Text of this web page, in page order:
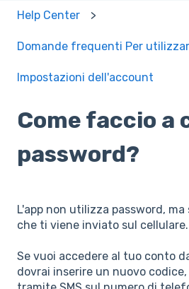
Help Center
Domande frequenti Per
Impostazioni dell'account
Come faccio a
password?
L'app non utilizza password,
che ti viene inviato sul cellulare.
Se vuoi accedere al tuo conto
dovrai inserire un nuovo